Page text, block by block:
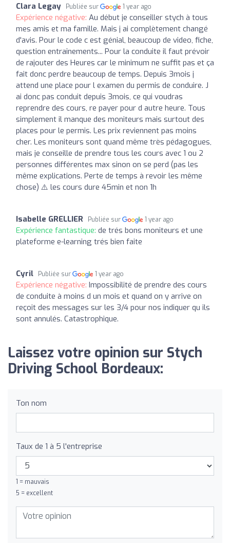
Clara Legay Publiée sur 1 year ago
Expérience négative: Au début je conseiller stych à tous
mes amis et ma famille. Mais j ai complètement changé
d'avis. Pour le code c est génial, beaucoup de video, fiche,
question entraînements... Pour la conduite il faut prévoir
de rajouter des Heures car le minimum ne suffit pas et ça
fait donc perdre beaucoup de temps. Depuis 3mois j
attend une place pour l examen du permis de conduire. J
ai donc pas conduit depuis 3mois, ce qui voudras
reprendre des cours, re payer pour d autre heure. Tous
simplement il manque des moniteurs mais surtout des
places pour le permis. Les prix reviennent pas moins
cher. Les moniteurs sont quand même très pédagogues,
mais je conseille de prendre tous les cours avec 1 ou 2
personnes différentes max sinon on se perd (pas les
même explications. Perte de temps à revoir les même
chose) ⚠️ les cours dure 45min et non 1h
Isabelle GRELLIER Publiée sur 1 year ago
Expérience fantastique: de trés bons moniteurs et une
plateforme e-learning trés bien faite
Cyril Publiée sur 1 year ago
Expérience négative: Impossibilité de prendre des cours
de conduite à moins d un mois et quand on y arrive on
reçoit des messages sur les 3/4 pour nos indiquer qu ils
sont annulés. Catastrophique.
Laissez votre opinion sur Stych
Driving School Bordeaux:
Ton nom
Taux de 1 à 5 l'entreprise
1 = mauvais
5 = excellent